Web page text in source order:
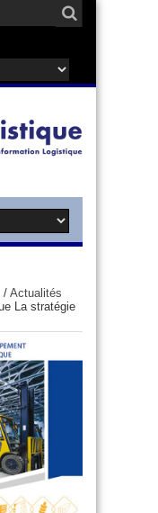
/ Actualités
La stratégie